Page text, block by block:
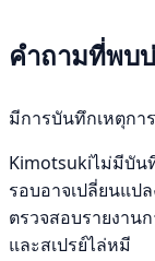
คำถามที่พบ
มีการบันทึกเหตุก
Kimotsukiไม่มีบั
รอบอาจเปลี่ยนแป
ตรวจสอบรายงา
และสเปรย์ไล่หมี